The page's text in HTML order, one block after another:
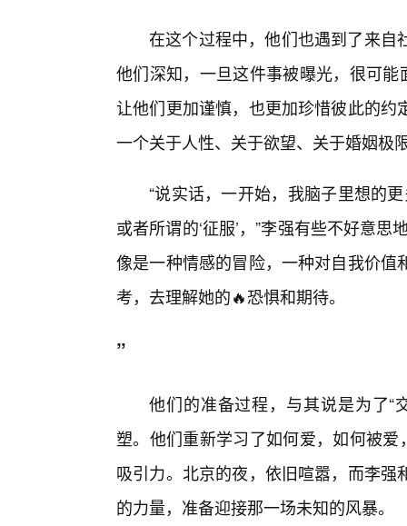
在这个过程中，他们也遇到了来自
他们深知，一旦这件事被曝光，很可
让他们更加谨慎，也更加珍惜彼此的
一个关于人性、关于欲望、关于婚姻极
“说实话，一开始，我脑子里想的
或者所谓的‘征服’，”李强有些不好意
像是一种情感的冒险，一种对自我价
考，去理解她的🔥恐惧和期待。
”
他们的准备过程，与其说是为了“
塑。他们重新学习了如何爱，如何被
吸引力。北京的夜，依旧喧嚣，而李
的力量，准备迎接那一场未知的风暴。